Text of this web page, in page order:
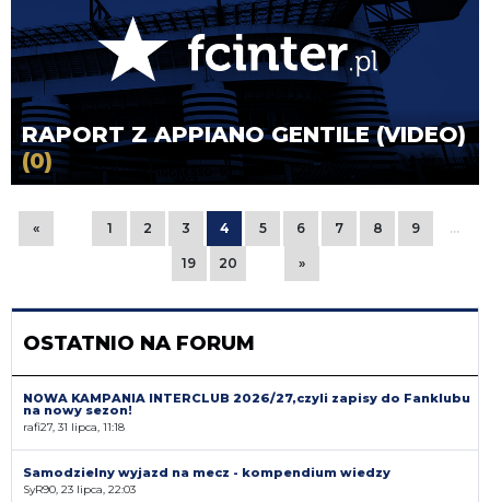
RAPORT Z APPIANO GENTILE (VIDEO)
(0)
« 1 2 3 4 5 6 7 8 9 …
19 20 »
OSTATNIO NA FORUM
NOWA KAMPANIA INTERCLUB 2026/27,czyli zapisy do Fanklubu
na nowy sezon!
rafi27, 31 lipca, 11:18
Samodzielny wyjazd na mecz - kompendium wiedzy
SyR90, 23 lipca, 22:03